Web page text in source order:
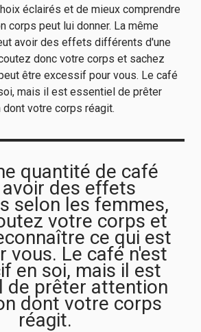
éclairés et de mieux comprendre
corps peut lui donner. La même
avoir des effets différents d'une
donc votre corps et sachez
être excessif pour vous. Le café
mais il est essentiel de prêter
votre corps réagit.
quantité de café
des effets
selon les femmes,
votre corps et
ce qui est
vous. Le café n'est
en soi, mais il est
de prêter attention
dont votre corps
réagit.